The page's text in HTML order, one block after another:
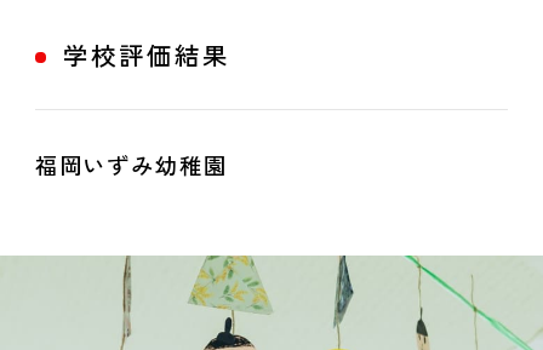
学校評価結果
福岡いずみ幼稚園